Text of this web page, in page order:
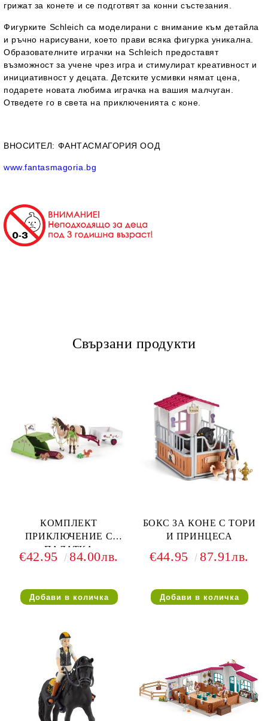
грижат за конете и се подготвят за конни състезания.
Фигурките Schleich са моделирани с внимание към детайла
и ръчно нарисувани, което прави всяка фигурка уникална.
Образователните играчки на Schleich предоставят
възможност за учене чрез игра и стимулират креативност и
инициативност у децата. Детските усмивки нямат цена,
подарете новата любима играчка на вашия малчуган.
Отведете го в света на приключенията с коне.
ВНОСИТЕЛ: ФАНТАСМАГОРИЯ ООД
www.fantasmagoria.bg
Свързани продукти
КОМПЛЕКТ
ПРИКЛЮЧЕНИЕ С
ПАЛАТКА
€42.95 84.00лв.
БОКС ЗА КОНЕ С ТОРИ
И ПРИНЦЕСА
€44.95 87.91лв.